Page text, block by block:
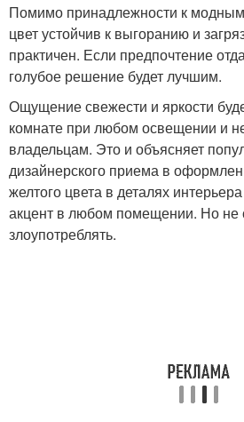
Помимо принадлежности к
цвет устойчив к выгоранию и
практичен. Если предпочтение
голубое решение будет лучшим.
Ощущение свежести и яркости
комнате при любом освещении и
владельцам. Это и объясняет
дизайнерского приема в
желтого цвета в деталях
акцент в любом помещении. Но не
злоупотреблять.